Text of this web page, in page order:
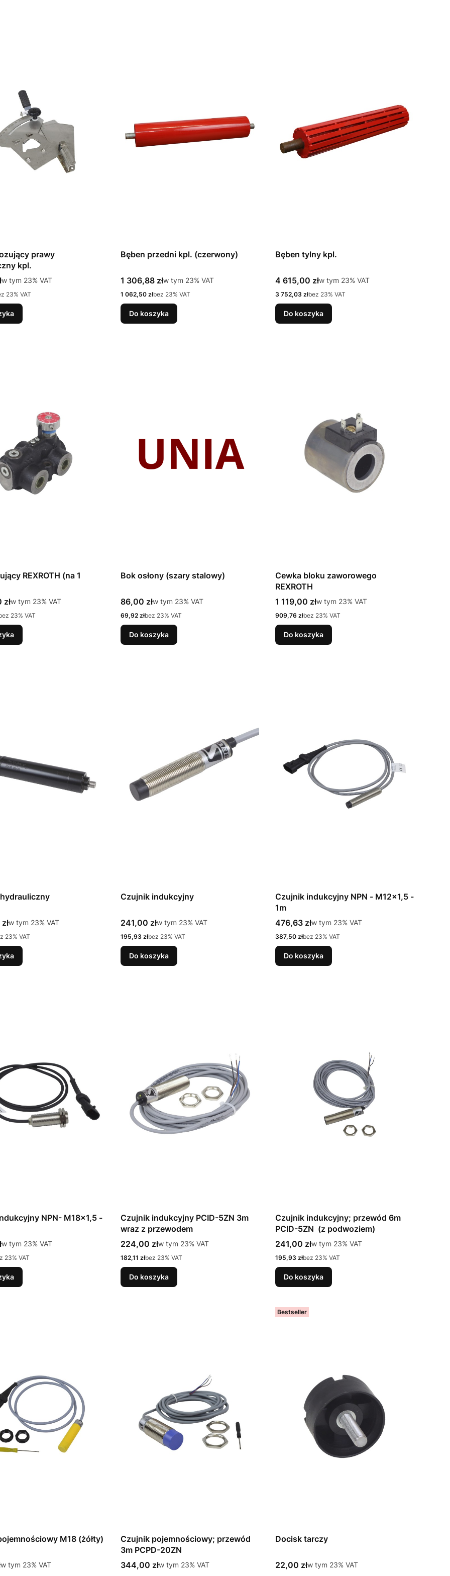
prawy
kpl.
w tym %s VAT
w tym 23% VAT
23% VAT
Bęben przedni kpl. (czerwony)
Cena brutto
1 306,88 złw tym %s VAT
w tym 23% VAT
Cena netto
1 062,50 złbez 23% VAT
Do koszyka
Bęben tylny kpl.
Cena brutto
4 615,00 złw tym %s VAT
w tym 23% VAT
Cena netto
3 752,03 złbez 23% VAT
Do koszyka
REXROTH (na 1
w tym %s VAT
w tym 23% VAT
23% VAT
Bok osłony (szary stalowy)
Cena brutto
86,00 złw tym %s VAT
w tym 23% VAT
Cena netto
69,92 złbez 23% VAT
Do koszyka
Cewka bloku zaworowego
REXROTH
Cena brutto
1 119,00 złw tym %s VAT
w tym 23% VAT
Cena netto
909,76 złbez 23% VAT
Do koszyka
w tym %s VAT
w tym 23% VAT
23% VAT
Czujnik indukcyjny
Cena brutto
241,00 złw tym %s VAT
w tym 23% VAT
Cena netto
195,93 złbez 23% VAT
Do koszyka
Czujnik indukcyjny NPN - M12x1,5 -
1m
Cena brutto
476,63 złw tym %s VAT
w tym 23% VAT
Cena netto
387,50 złbez 23% VAT
Do koszyka
NPN- M18x1,5 -
w tym %s VAT
w tym 23% VAT
23% VAT
Czujnik indukcyjny PCID-5ZN 3m
wraz z przewodem
Cena brutto
224,00 złw tym %s VAT
w tym 23% VAT
Cena netto
182,11 złbez 23% VAT
Do koszyka
Czujnik indukcyjny; przewód 6m
PCID-5ZN (z podwoziem)
Cena brutto
241,00 złw tym %s VAT
w tym 23% VAT
Cena netto
195,93 złbez 23% VAT
Do koszyka
M18 (żółty)
w tym %s VAT
w tym 23% VAT
Czujnik pojemnościowy; przewód
3m PCPD-20ZN
Cena brutto
344,00 złw tym %s VAT
w tym 23% VAT
Bestseller
Docisk tarczy
Cena brutto
22,00 złw tym %s VAT
w tym 23% VAT